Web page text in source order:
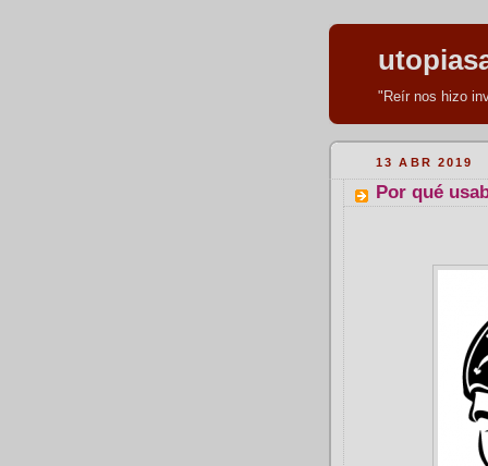
"Reír nos hizo
13 ABR 2019
Por qué